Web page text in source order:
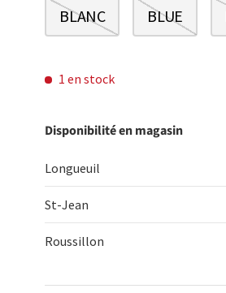
BLANC BLUE
1 en stock
Disponibilité en magasin
Longueuil
St-Jean
Roussillon